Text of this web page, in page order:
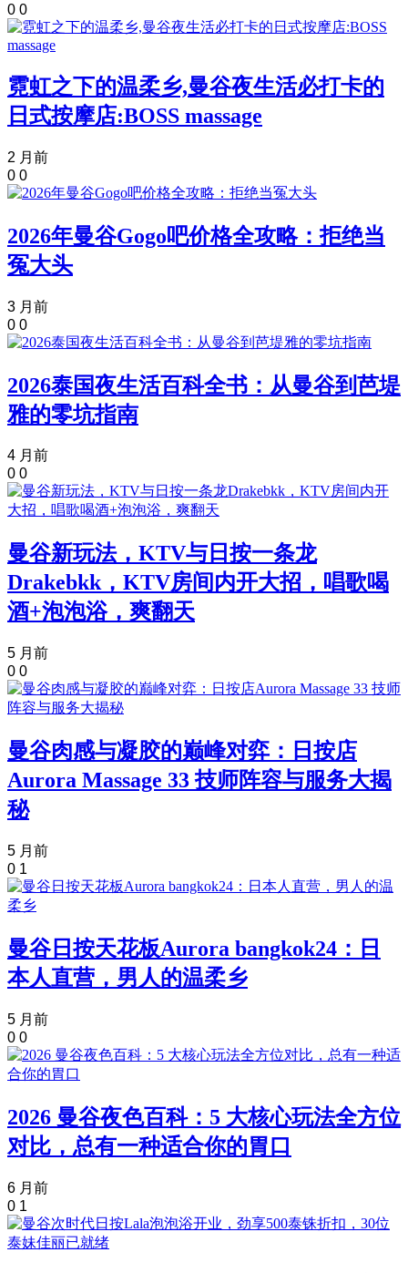
0 0
霓虹之下的温柔乡,曼谷夜生活必打卡的
日式按摩店:BOSS massage
2 月前
0 0
2026年曼谷Gogo吧价格全攻略：拒绝当
冤大头
3 月前
0 0
2026泰国夜生活百科全书：从曼谷到芭堤
雅的零坑指南
4 月前
0 0
曼谷新玩法，KTV与日按一条龙
Drakebkk，KTV房间内开大招，唱歌喝
酒+泡泡浴，爽翻天
5 月前
0 0
曼谷肉感与凝胶的巅峰对弈：日按店
Aurora Massage 33 技师阵容与服务大揭
秘
5 月前
0 1
曼谷日按天花板Aurora bangkok24：日
本人直营，男人的温柔乡
5 月前
0 0
2026 曼谷夜色百科：5 大核心玩法全方位
对比，总有一种适合你的胃口
6 月前
0 1